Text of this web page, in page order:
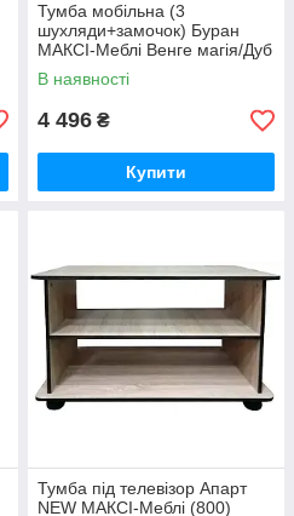
Тумба мобільна (3
шухляди+замочок) Буран
МАКСІ-Меблі Венге магія/Дуб
молочний (11023)
В наявності
4 496 ₴
Купити
Тумба під телевізор Апарт
NEW МАКСІ-Меблі (800)